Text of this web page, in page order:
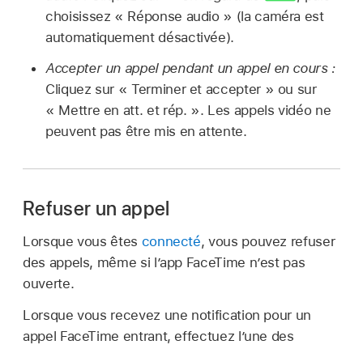
choisissez « Réponse audio » (la caméra est
automatiquement désactivée).
Accepter un appel pendant un appel en cours :
Cliquez sur « Terminer et accepter » ou sur
« Mettre en att. et rép. ». Les appels vidéo ne
peuvent pas être mis en attente.
Refuser un appel
Lorsque vous êtes connecté, vous pouvez refuser
des appels, même si l’app FaceTime n’est pas
ouverte.
Lorsque vous recevez une notification pour un
appel FaceTime entrant, effectuez l’une des